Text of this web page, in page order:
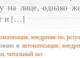
на лице, однако
и […]
внедрение по
в автоматизация
читальный зал